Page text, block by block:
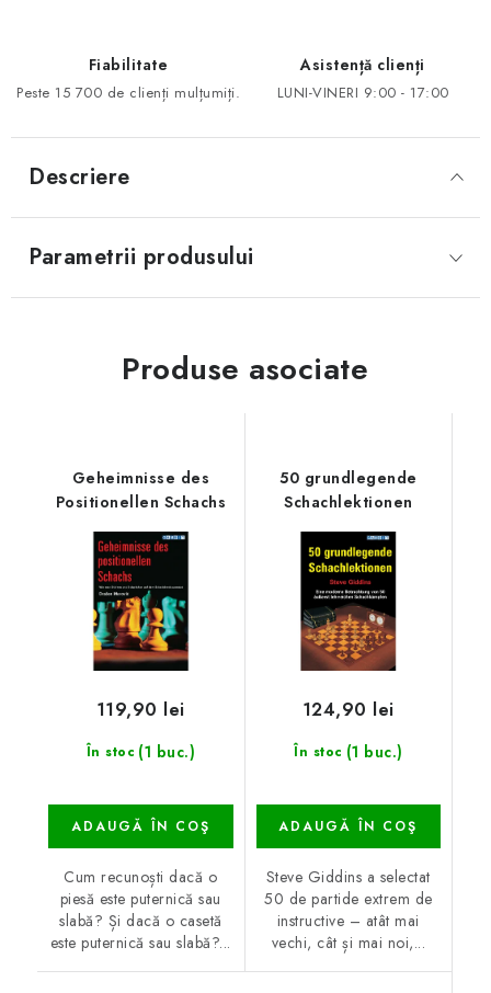
Fiabilitate
Peste 15 700 de clienți mulțumiți.
Asistență clienți
LUNI-VINERI 9:00 - 17:00
Descriere
Parametrii produsului
Produse asociate
Geheimnisse des
Positionellen Schachs
În stoc (1 buc.)
119,90 lei
ADAUGĂ ÎN COŞ
Cum recunoști dacă o
piesă este puternică sau
slabă? Și dacă o casetă
este puternică sau slabă?...
50 grundlegende
Schachlektionen
În stoc (1 buc.)
124,90 lei
ADAUGĂ ÎN COŞ
Steve Giddins a selectat
50 de partide extrem de
instructive – atât mai
vechi, cât și mai noi,...